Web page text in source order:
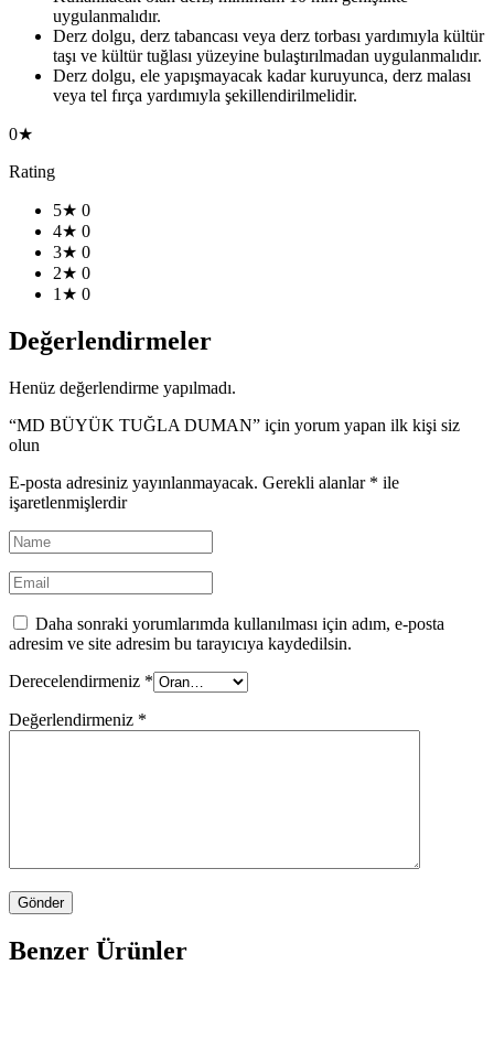
uygulanmalıdır.
Derz dolgu, derz tabancası veya derz torbası yardımıyla kültür
taşı ve kültür tuğlası yüzeyine bulaştırılmadan uygulanmalıdır.
Derz dolgu, ele yapışmayacak kadar kuruyunca, derz malası
veya tel fırça yardımıyla şekillendirilmelidir.
0★
Rating
5★ 0
4★ 0
3★ 0
2★ 0
1★ 0
Değerlendirmeler
Henüz değerlendirme yapılmadı.
“MD BÜYÜK TUĞLA DUMAN” için yorum yapan ilk kişi siz
olun
E-posta adresiniz yayınlanmayacak. Gerekli alanlar * ile
işaretlenmişlerdir
Daha sonraki yorumlarımda kullanılması için adım, e-posta
adresim ve site adresim bu tarayıcıya kaydedilsin.
Derecelendirmeniz *
Değerlendirmeniz *
Benzer Ürünler